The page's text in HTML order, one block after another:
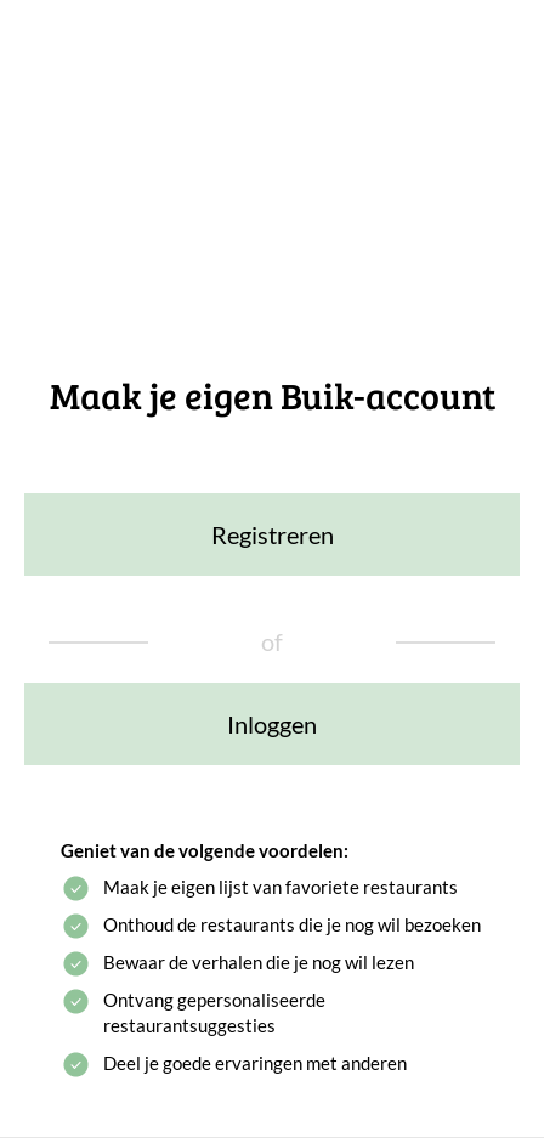
Maak je eigen Buik-account
Registreren
of
Inloggen
Geniet van de volgende voordelen:
Maak je eigen lijst van favoriete restaurants
Onthoud de restaurants die je nog wil bezoeken
Bewaar de verhalen die je nog wil lezen
Ontvang gepersonaliseerde
restaurantsuggesties
Deel je goede ervaringen met anderen